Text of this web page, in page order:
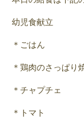
幼児食献立
＊ごはん
＊鶏肉のさっぱり
＊チャプチェ
＊トマト